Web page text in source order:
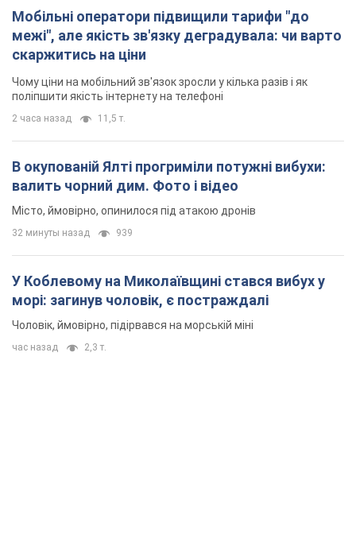
32 минуты назад
У Коблевому на Миколаївщині стався вибух у
морі: загинув чоловік, є постраждалі
Чоловік, ймовірно, підірвався на морській міні
час назад 2,3 т.